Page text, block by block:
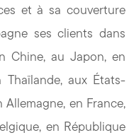
et à sa couverture
ses clients dans
Chine, au Japon, en
aux États-
en France,
en République